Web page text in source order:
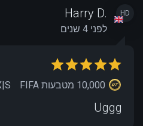
HD
Harry D.
לפני 4 שנים
Uggg